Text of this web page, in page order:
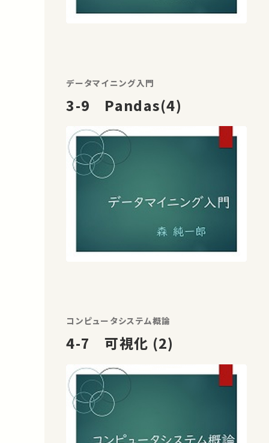
データマイニング入門
3-9 Pandas(4)
コンピュータシステム概論
4-7 可視化 (2)